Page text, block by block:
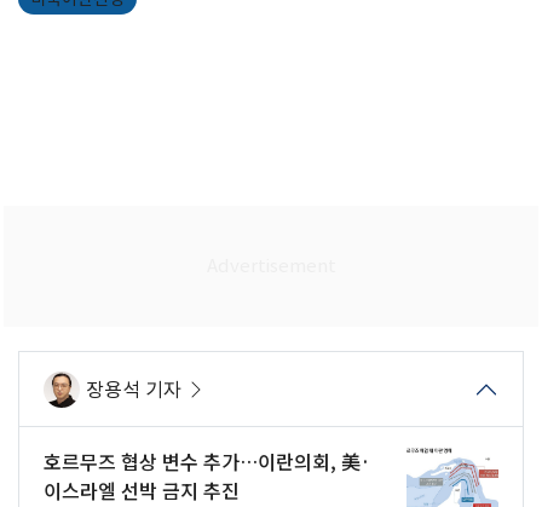
장용석 기자
호르무즈 협상 변수 추가…이란의회, 美·
이스라엘 선박 금지 추진